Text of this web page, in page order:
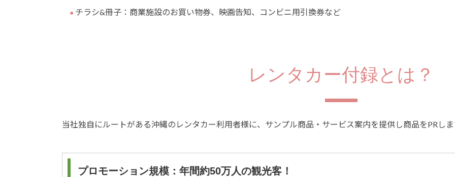
チラシ&冊子：商業施設のお買い物券、映画告知、コンビニ用引換券など
レンタカー付録とは？
当社独自にルートがある沖縄のレンタカー利用者様に、サンプル商品・サービス案内を提供し商品をPRしま
プロモーション規模：年間約50万人の観光客！